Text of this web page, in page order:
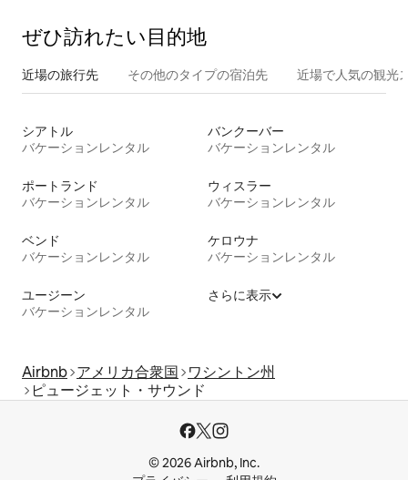
ぜひ訪⁠れ⁠た⁠い目⁠的⁠地
近場の旅行先 その他のタ⁠イ⁠プ⁠の宿⁠泊⁠先 近場で人気の観光
シアトル
バケーションレンタル
バンクーバー
バケーションレンタル
ポートランド
バケーションレンタル
ウィスラー
バケーションレンタル
ベンド
バケーションレンタル
ケロウナ
バケーションレンタル
ユージーン
バケーションレンタル
さらに表示
Airbnb アメリカ合衆国
ワシントン州
ピュージェット・サウンド
© 2026 Airbnb, Inc.